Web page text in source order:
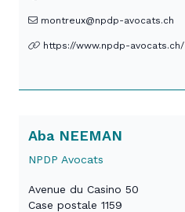
montreux@npdp-avocats.ch
https://www.npdp-avocats.ch/
Aba NEEMAN
NPDP Avocats
Avenue du Casino 50
Case postale 1159